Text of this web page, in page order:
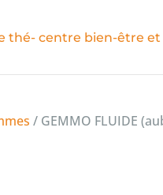
/ GEMMO FLUIDE